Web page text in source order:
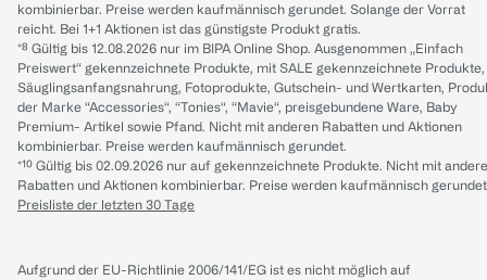
kombinierbar. Preise werden kaufmännisch gerundet. Solange der Vorrat
reicht. Bei 1+1 Aktionen ist das günstigste Produkt gratis.
*⁸ Gültig bis 12.08.2026 nur im BIPA Online Shop. Ausgenommen „Einfach
Preiswert“ gekennzeichnete Produkte, mit SALE gekennzeichnete Produkte,
Säuglingsanfangsnahrung, Fotoprodukte, Gutschein- und Wertkarten,
der Marke “Accessories“, “Tonies“, “Mavie“, preisgebundene Ware, Baby
Premium- Artikel sowie Pfand. Nicht mit anderen Rabatten und Aktionen
kombinierbar. Preise werden kaufmännisch gerundet.
*¹⁰ Gültig bis 02.09.2026 nur auf gekennzeichnete Produkte. Nicht mit
Rabatten und Aktionen kombinierbar. Preise werden kaufmännisch
Preisliste der letzten 30 Tage
Aufgrund der EU-Richtlinie 2006/141/EG ist es nicht möglich auf